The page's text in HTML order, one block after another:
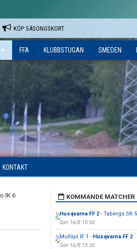
KÖP SÄSONGSKORT
FFA KLUBBSTUGAN SMEDEN
KONTAKT
KOMMANDE MATCHER
Husqvarna FF 2- Tabergs SK 5
Sön 16/8 10:00
Mullsjö IF 1 - Husqvarna FF 2
Sön 16/8 13:30